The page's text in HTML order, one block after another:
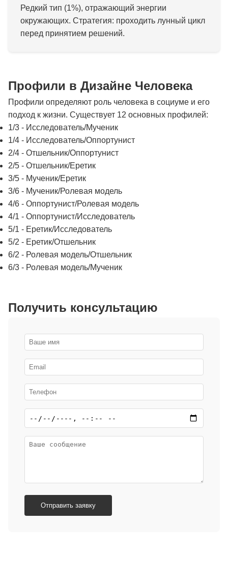
Редкий тип (1%), отражающий энергии
окружающих. Стратегия: проходить лунный цикл
перед принятием решений.
Профили в Дизайне Человека
Профили определяют роль человека в социуме и его
подход к жизни. Существует 12 основных профилей:
1/3 - Исследователь/Мученик
1/4 - Исследователь/Оппортунист
2/4 - Отшельник/Оппортунист
2/5 - Отшельник/Еретик
3/5 - Мученик/Еретик
3/6 - Мученик/Ролевая модель
4/6 - Оппортунист/Ролевая модель
4/1 - Оппортунист/Исследователь
5/1 - Еретик/Исследователь
5/2 - Еретик/Отшельник
6/2 - Ролевая модель/Отшельник
6/3 - Ролевая модель/Мученик
Получить консультацию
Отправить заявку